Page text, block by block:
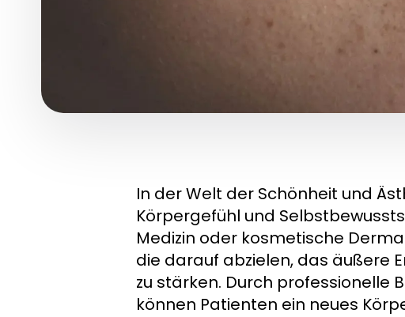
In der Welt der Schönheit und
Körpergefühl und
Medizin oder kosmetische
die darauf abzielen, das äußere
zu stärken. Durch professionelle
können Patienten ein neues